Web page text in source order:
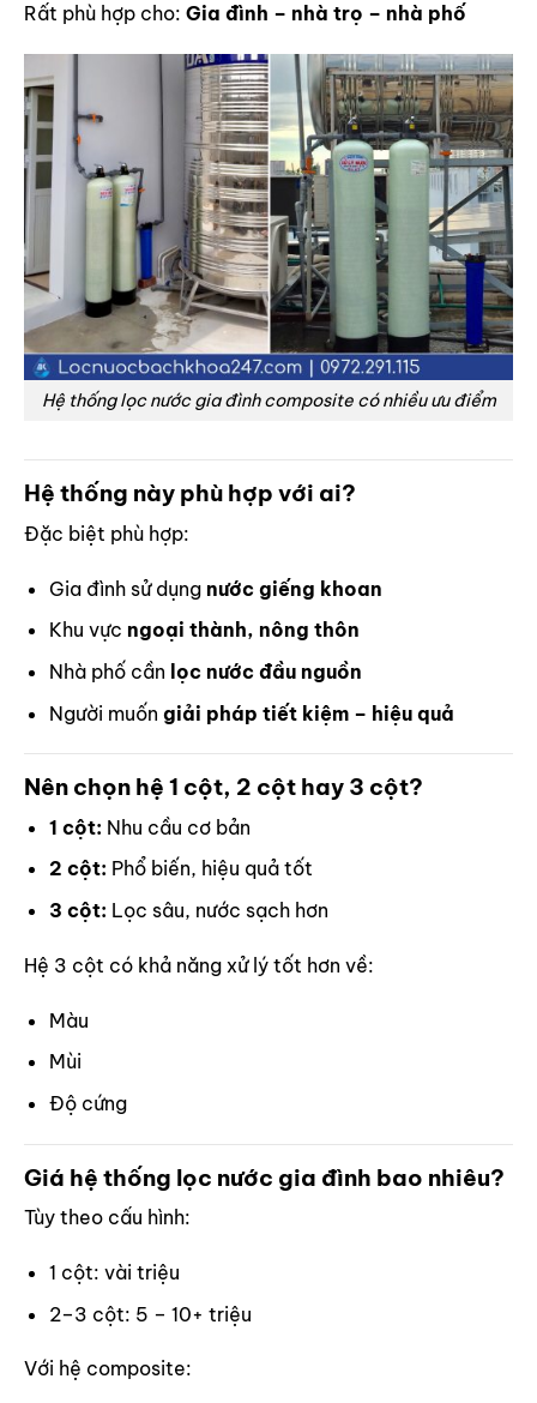
Rất phù hợp cho: Gia đình – nhà trọ – nhà phố
Hệ thống lọc nước gia đình composite có nhiều ưu điểm
Hệ thống này phù hợp với ai?
Đặc biệt phù hợp:
Gia đình sử dụng nước giếng khoan
Khu vực ngoại thành, nông thôn
Nhà phố cần lọc nước đầu nguồn
Người muốn giải pháp tiết kiệm – hiệu quả
Nên chọn hệ 1 cột, 2 cột hay 3 cột?
1 cột: Nhu cầu cơ bản
2 cột: Phổ biến, hiệu quả tốt
3 cột: Lọc sâu, nước sạch hơn
Hệ 3 cột có khả năng xử lý tốt hơn về:
Màu
Mùi
Độ cứng
Giá hệ thống lọc nước gia đình bao nhiêu?
Tùy theo cấu hình:
1 cột: vài triệu
2–3 cột: 5 – 10+ triệu
Với hệ composite: